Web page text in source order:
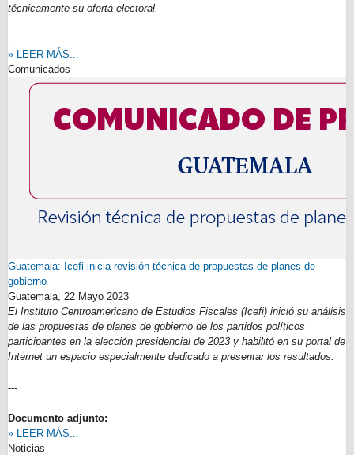
técnicamente su oferta electoral.
---
» LEER MÁS...
Comunicados
Guatemala: Icefi inicia revisión técnica de propuestas de planes de
gobierno
Guatemala, 22 Mayo 2023
El Instituto Centroamericano de Estudios Fiscales (Icefi) inició su análisis
de las propuestas de planes de gobierno de los partidos políticos
participantes en la elección presidencial de 2023 y habilitó en su portal de
Internet un espacio especialmente dedicado a presentar los resultados.
---
Documento adjunto:
» LEER MÁS...
Noticias